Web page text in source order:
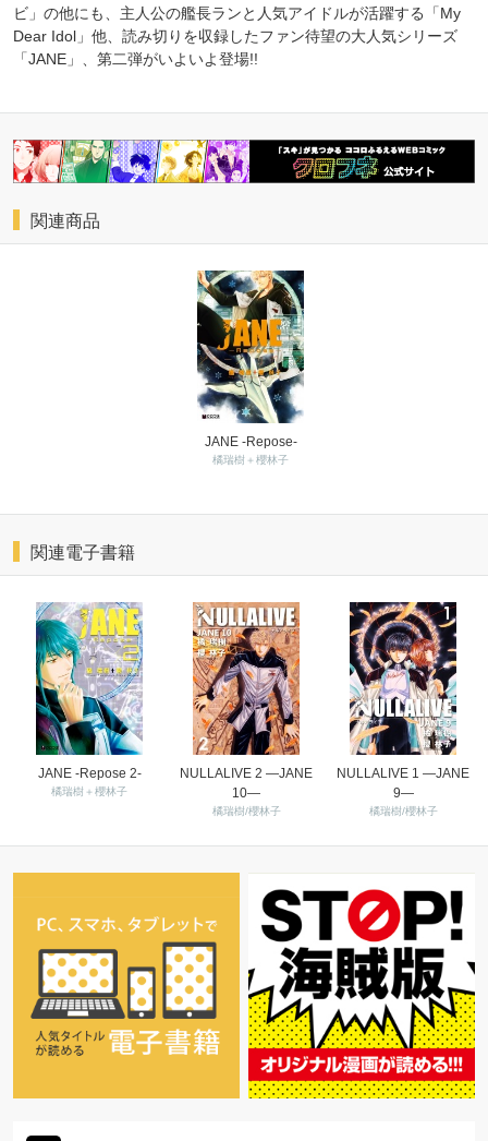
ビ」の他にも、主人公の艦長ランと人気アイドルが活躍する「My
Dear Idol」他、読み切りを収録したファン待望の大人気シリーズ
「JANE」、第二弾がいよいよ登場!!
関連商品
JANE -Repose-
橘瑞樹＋櫻林子
関連電子書籍
JANE -Repose 2-
橘瑞樹＋櫻林子
NULLALIVE 2 ―JANE
10―
橘瑞樹/櫻林子
NULLALIVE 1 ―JANE
9―
橘瑞樹/櫻林子